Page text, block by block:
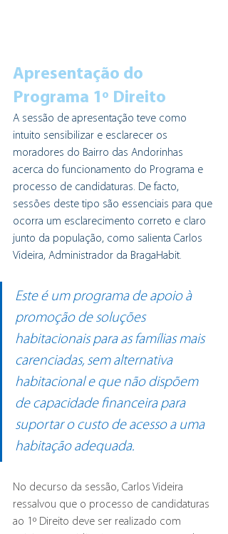
Apresentação do
Programa 1º Direito
A sessão de apresentação teve como
intuito sensibilizar e esclarecer os
moradores do Bairro das Andorinhas
acerca do funcionamento do Programa e
processo de candidaturas. De facto,
sessões deste tipo são essenciais para que
ocorra um esclarecimento correto e claro
junto da população, como salienta Carlos
Videira, Administrador da BragaHabit.
Este é um programa de apoio à
promoção de soluções
habitacionais para as famílias mais
carenciadas, sem alternativa
habitacional e que não dispõem
de capacidade financeira para
suportar o custo de acesso a uma
habitação adequada.
No decurso da sessão, Carlos Videira
ressalvou que o processo de candidaturas
ao 1º Direito deve ser realizado com